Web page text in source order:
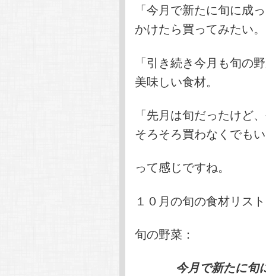
「今月で新たに旬に成
かけたら買ってみたい。
「引き続き今月も旬の
美味しい食材。
「先月は旬だったけど
そろそろ買わなくでも
って感じですね。
１０月の旬の食材リス
旬の野菜：
今月で新たに旬